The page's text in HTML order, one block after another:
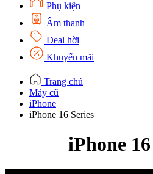
Phụ kiện
Âm thanh
Deal hời
Khuyến mãi
Trang chủ
Máy cũ
iPhone
iPhone 16 Series
iPhone